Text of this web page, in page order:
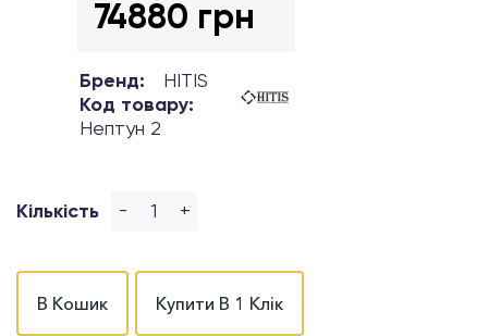
74880 грн
Бренд:
HITIS
Код товару:
Нептун 2
Кількість - +
В Кошик Купити В 1 Клік